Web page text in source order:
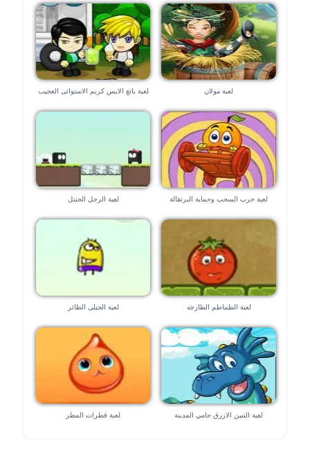
لعبة مولان لعبة بائع الايس كريم الاستوائى العجيب
لعبة حرب السحب وحماية البرتقالة لعبة الرجل الجنتل
لعبة الطماطم الطازجه لعبة الجيلى الطائر
لعبة التنين الازرق حامي المدينة لعبة قطرات المطر